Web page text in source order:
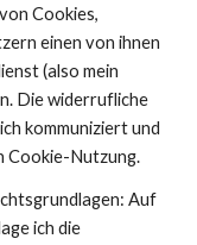
Cookies,
einen von ihnen
(also mein
Die widerrufliche
kommuniziert und
Cookie-Nutzung.
Auf
ich die